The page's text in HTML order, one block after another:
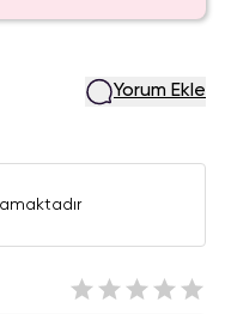
Yorum Ekle